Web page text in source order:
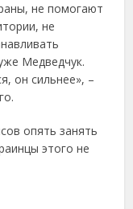
не помогают
не
Медведчук.
он сильнее», –
опять занять
этого не